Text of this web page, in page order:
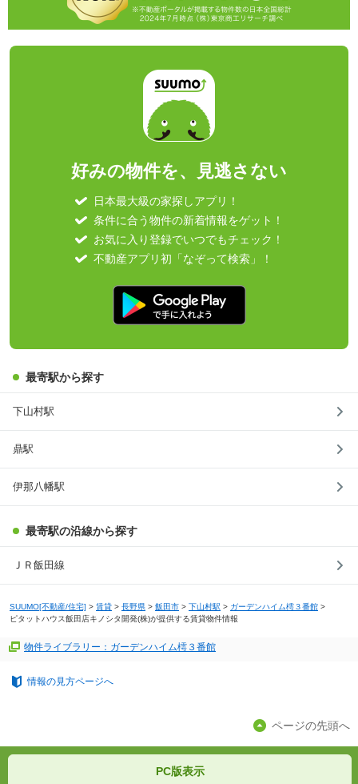
好みの物件を、見逃さない
日本最大級の家探しアプリ！
条件に合う物件の新着情報をゲット！
お気に入り登録でいつでもチェック！
不動産アプリ初「なぞって検索」！
最寄駅から探す
下山村駅
鼎駅
伊那八幡駅
最寄駅の沿線から探す
ＪＲ飯田線
SUUMO[不動産/住宅] > 賃貸 > 長野県 > 飯田市 > 下山村駅 > ガーデンハイム樗３番館 >
ピタットハウス飯田店キノシタ開発(株)が提供する賃貸物件情報
物件ライブラリー：ガーデンハイム樗３番館
情報の見方ページへ
ページの先頭へ
PC版表示